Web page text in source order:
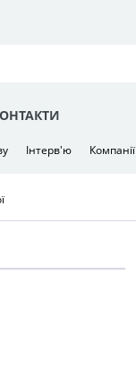
Інтерв'ю Компанії